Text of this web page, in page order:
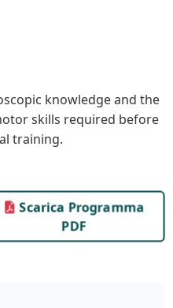
knowledge and the
skills required before
training.
Scarica Programma
PDF